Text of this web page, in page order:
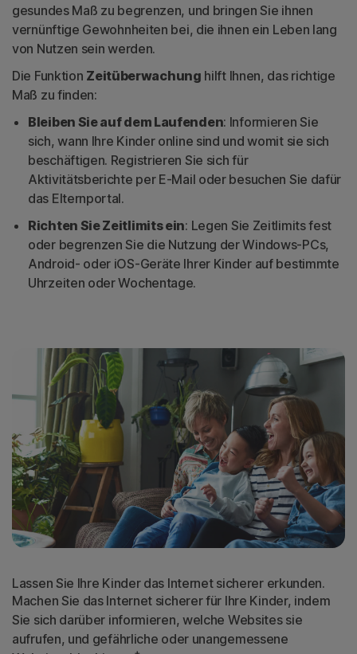
gesundes Maß zu begrenzen, und bringen Sie ihnen
vernünftige Gewohnheiten bei, die ihnen ein Leben lang
von Nutzen sein werden.
Die Funktion Zeitüberwachung hilft Ihnen, das richtige
Maß zu finden:
Bleiben Sie auf dem Laufenden: Informieren Sie
sich, wann Ihre Kinder online sind und womit sie sich
beschäftigen. Registrieren Sie sich für
Aktivitätsberichte per E-Mail oder besuchen Sie dafür
das Elternportal.
Richten Sie Zeitlimits ein: Legen Sie Zeitlimits fest
oder begrenzen Sie die Nutzung der Windows-PCs,
Android- oder iOS-Geräte Ihrer Kinder auf bestimmte
Uhrzeiten oder Wochentage.
Lassen Sie Ihre Kinder das Internet sicherer erkunden.
Machen Sie das Internet sicherer für Ihre Kinder, indem
Sie sich darüber informieren, welche Websites sie
aufrufen, und gefährliche oder unangemessene